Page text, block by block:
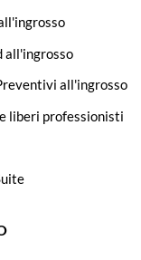
all'ingrosso
all'ingrosso
liberi professionisti